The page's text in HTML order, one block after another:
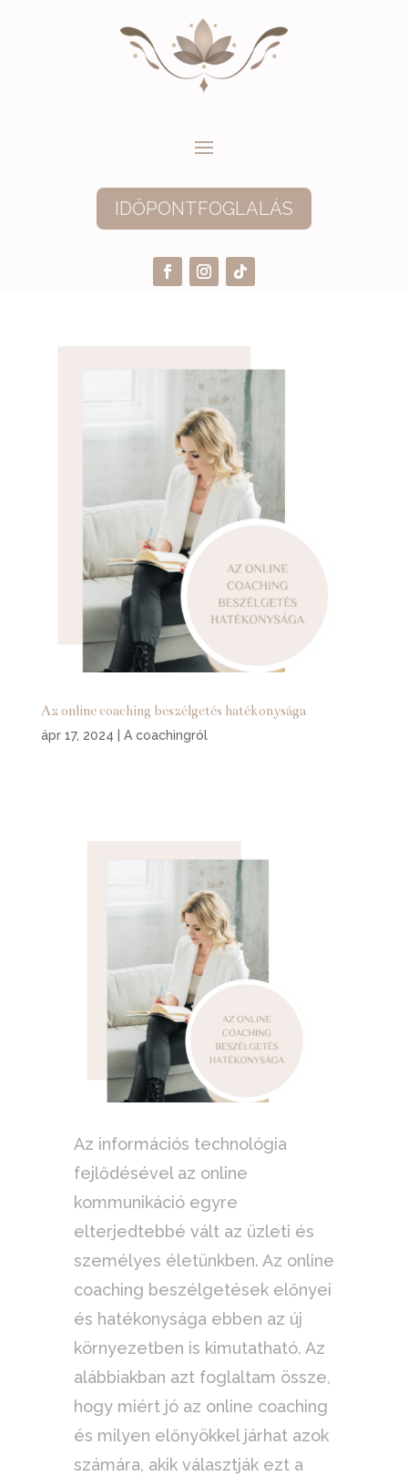
IDŐPONTFOGLALÁS
Az online coaching beszélgetés hatékonysága
ápr 17, 2024 A coachingról
Az információs technológia
fejlődésével az online
kommunikáció egyre
elterjedtebbé vált az üzleti és
személyes életünkben. Az online
coaching beszélgetések előnyei
és hatékonysága ebben az új
környezetben is kimutatható. Az
alábbiakban azt foglaltam össze,
hogy miért jó az online coaching
és milyen előnyökkel járhat azok
számára, akik választják ezt a